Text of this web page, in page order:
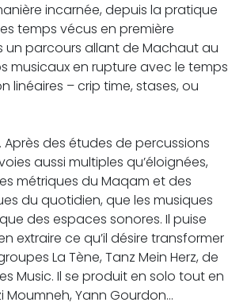
incarnée, depuis la pratique
temps vécus en première
un parcours allant de Machaut au
musicaux en rupture avec le temps
linéaires – crip time, stases, ou
des études de percussions
aussi multiples qu’éloignées,
métriques du Maqam et des
du quotidien, que les musiques
des espaces sonores. Il puise
extraire ce qu’il désire transformer
La Tène, Tanz Mein Herz, de
Music. Il se produit en solo tout en
Yann Gourdon…